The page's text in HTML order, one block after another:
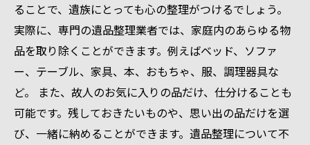
ることで、遺族にとっても心の整理がつけるでしょう。
実際に、専門の遺品整理業者では、家庭内のあらゆる物
品を取り除くことができます。例えばベッド、ソファ
ー、テーブル、家具、本、おもちゃ、服、調理器具な
ど。 また、故人のお気に入りの品だけ、仕分けることも
可能です。残しておきたいものや、思い出の品だけを選
び、一緒に納めることができます。遺品整理について不